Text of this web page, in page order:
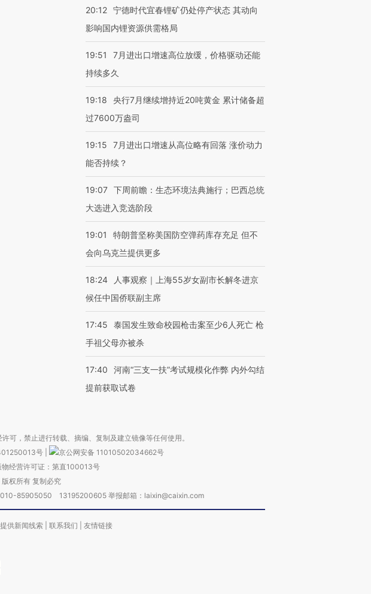
20:12 宁德时代宜春锂矿仍处停产状态 其动向
影响国内锂资源供需格局
19:51
7月进出口增速高位放缓，价格驱动还能
持续多久
19:18
央行7月继续增持近20吨黄金 累计储备超
过7600万盎司
19:15
7月进出口增速从高位略有回落 涨价动力
能否持续？
19:07 下周前瞻：生态环境法典施行；巴西总统
大选进入竞选阶段
19:01
特朗普坚称美国防空弹药库存充足 但不
会向乌克兰提供更多
18:24
人事观察｜上海55岁女副市长解冬进京
候任中国侨联副主席
17:45
泰国发生致命校园枪击案至少6人死亡 枪
手祖父母亦被杀
17:40
河南“三支一扶”考试规模化作弊 内外勾结
提前获取试卷
可，禁止进行转载、摘编、复制及建立镜像等任何使用。
号
京公网安备 11010502034662号
物经营许可证：第直100013号
权所有 复制必究
010-85905050 13195200605 举报邮箱：laixin@caixin.com
提供新闻线索 联系我们 友情链接